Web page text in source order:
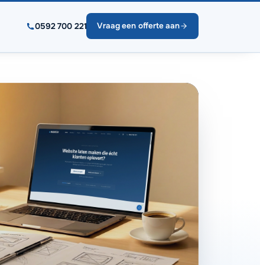
0592 700 221 Vraag een offerte aan